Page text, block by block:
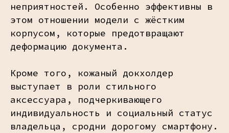
неприятностей. Особенно эффективны в
этом отношении модели с жёстким
корпусом, которые предотвращают
деформацию документа.
Кроме того, кожаный докхолдер
выступает в роли стильного
аксессуара, подчеркивающего
индивидуальность и социальный статус
владельца, сродни дорогому смартфону.